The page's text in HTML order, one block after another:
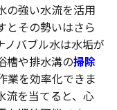
の強い水流を活用
とその勢いはさら
ノバブル水は水垢が
槽や排水溝の掃除
業を効率化できま
流を当てると、心